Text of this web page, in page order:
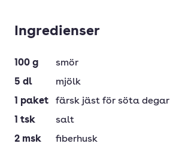
Ingredienser
100 g
smör
5 dl
mjölk
1 paket
färsk jäst för söta degar
1 tsk
salt
2 msk
fiberhusk